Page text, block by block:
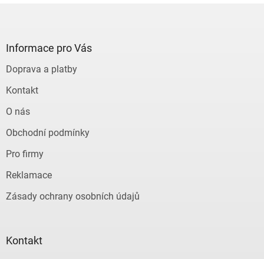
Informace pro Vás
Doprava a platby
Kontakt
O nás
Obchodní podmínky
Pro firmy
Reklamace
Zásady ochrany osobních údajů
Kontakt